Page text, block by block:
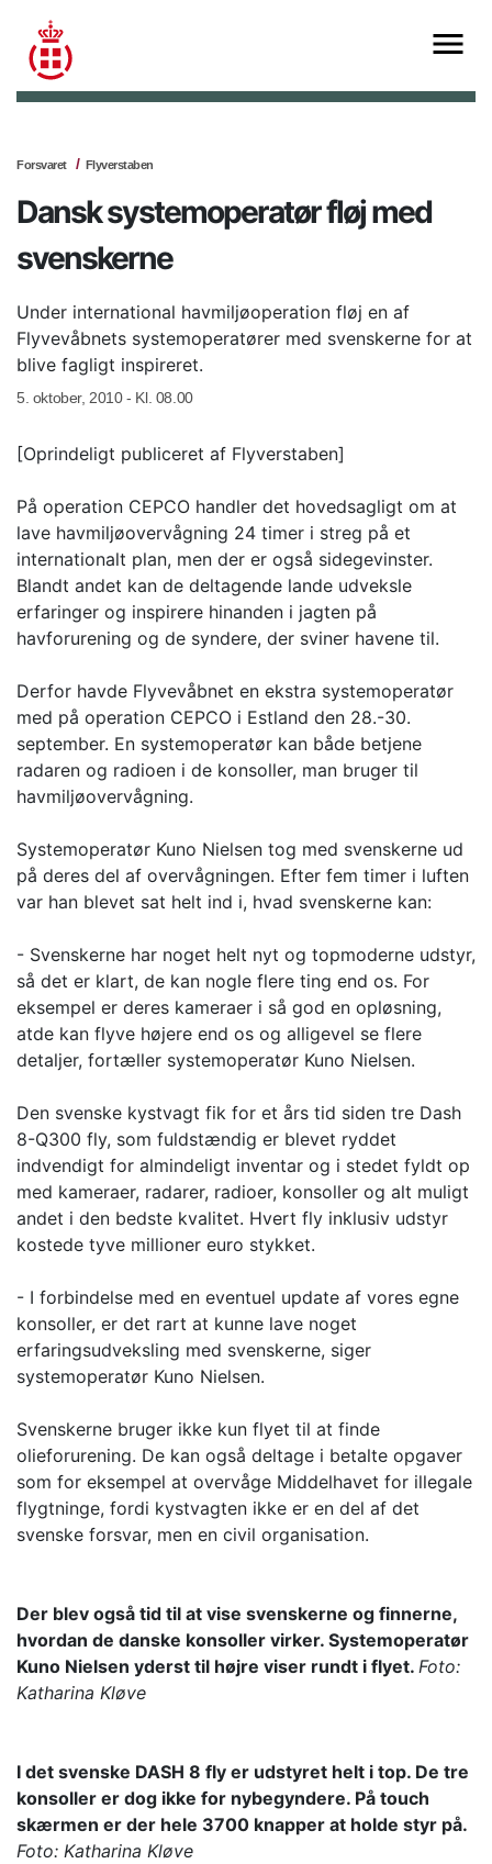
Forsvaret Flyverstaben
Dansk systemoperatør fløj med
svenskerne
Under international havmiljøoperation fløj en af
Flyvevåbnets systemoperatører med svenskerne for at
blive fagligt inspireret.
5. oktober, 2010 - Kl. 08.00
[Oprindeligt publiceret af Flyverstaben]
På operation CEPCO handler det hovedsagligt om at
lave havmiljøovervågning 24 timer i streg på et
internationalt plan, men der er også sidegevinster.
Blandt andet kan de deltagende lande udveksle
erfaringer og inspirere hinanden i jagten på
havforurening og de syndere, der sviner havene til.
Derfor havde Flyvevåbnet en ekstra systemoperatør
med på operation CEPCO i Estland den 28.-30.
september. En systemoperatør kan både betjene
radaren og radioen i de konsoller, man bruger til
havmiljøovervågning.
Systemoperatør Kuno Nielsen tog med svenskerne ud
på deres del af overvågningen. Efter fem timer i luften
var han blevet sat helt ind i, hvad svenskerne kan:
- Svenskerne har noget helt nyt og topmoderne udstyr,
så det er klart, de kan nogle flere ting end os. For
eksempel er deres kameraer i så god en opløsning,
atde kan flyve højere end os og alligevel se flere
detaljer, fortæller systemoperatør Kuno Nielsen.
Den svenske kystvagt fik for et års tid siden tre Dash
8-Q300 fly, som fuldstændig er blevet ryddet
indvendigt for almindeligt inventar og i stedet fyldt op
med kameraer, radarer, radioer, konsoller og alt muligt
andet i den bedste kvalitet. Hvert fly inklusiv udstyr
kostede tyve millioner euro stykket.
- I forbindelse med en eventuel update af vores egne
konsoller, er det rart at kunne lave noget
erfaringsudveksling med svenskerne, siger
systemoperatør Kuno Nielsen.
Svenskerne bruger ikke kun flyet til at finde
olieforurening. De kan også deltage i betalte opgaver
som for eksempel at overvåge Middelhavet for illegale
flygtninge, fordi kystvagten ikke er en del af det
svenske forsvar, men en civil organisation.
Der blev også tid til at vise svenskerne og finnerne,
hvordan de danske konsoller virker. Systemoperatør
Kuno Nielsen yderst til højre viser rundt i flyet. Foto:
Katharina Kløve
I det svenske DASH 8 fly er udstyret helt i top. De tre
konsoller er dog ikke for nybegyndere. På touch
skærmen er der hele 3700 knapper at holde styr på.
Foto: Katharina Kløve